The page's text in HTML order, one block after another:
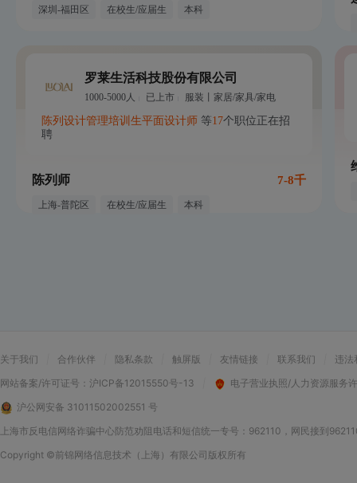
深圳-福田区 在校生/应届生 本科
罗莱生活科技股份有限公司
1000-5000人 已上市 服装丨家居/家具/家电
陈列设计管理培训生平面设计师 等17个职位正在招
聘
陈列师 7-8千
上海-普陀区 在校生/应届生 本科
关于我们 合作伙伴 隐私条款 触屏版 友情链接 联系我们
违法
网站备案/许可证号： 沪ICP备12015550号-13
电子营业执照/人力资源服务
沪公网安备 31011502002551 号
上海市反电信网络诈骗中心防范劝阻电话和短信统一专号：962110，网民接到
Copyright ©前锦网络信息技术（上海）有限公司 版权所有